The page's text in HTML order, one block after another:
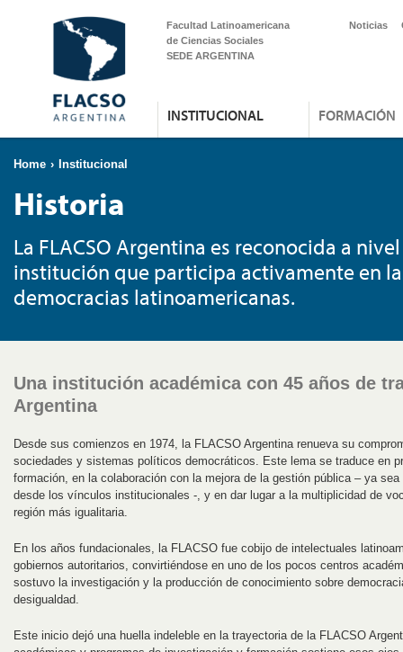
Facultad Latinoamericana
de Ciencias Sociales
SEDE ARGENTINA
Noticias
INSTITUCIONAL FORMACIÓN
Home › Institucional
Historia
La FLACSO Argentina es reconocida a
institución que participa activamente en
democracias latinoamericanas.
Una institución académica con 45 años de
Argentina
Desde sus comienzos en 1974, la FLACSO Argentina renueva su
sociedades y sistemas políticos democráticos. Este lema se traduce en
formación, en la colaboración con la mejora de la gestión pública – ya
desde los vínculos institucionales -, y en dar lugar a la multiplicidad de
región más igualitaria.
En los años fundacionales, la FLACSO fue cobijo de intelectuales
gobiernos autoritarios, convirtiéndose en uno de los pocos centros
sostuvo la investigación y la producción de conocimiento sobre
desigualdad.
Este inicio dejó una huella indeleble en la trayectoria de la FLACSO